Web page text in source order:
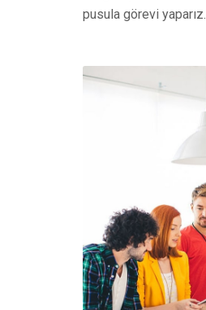
pusula görevi yaparız.